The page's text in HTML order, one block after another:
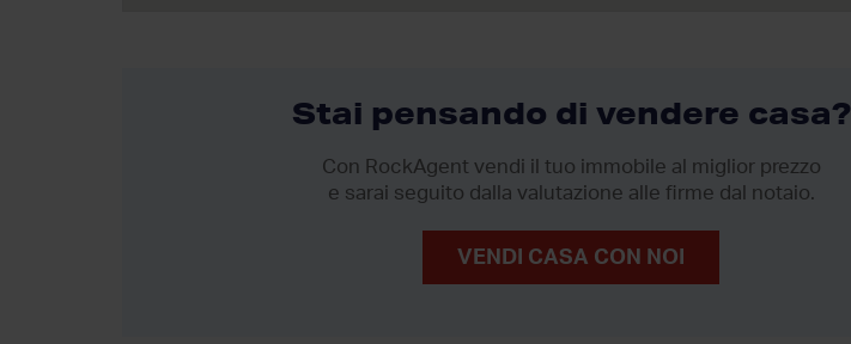
Stai pensando di vendere casa?
Con RockAgent vendi il tuo immobile al miglior prezzo
e sarai seguito dalla valutazione alle firme dal notaio.
VENDI CASA CON NOI